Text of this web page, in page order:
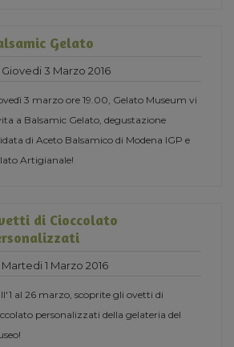
Gelato
Giovedi 3 Marzo 2016
3 marzo ore 19.00, Gelato Museum vi
a Balsamic Gelato, degustazione
di Aceto Balsamico di Modena IGP e
Artigianale!
di Cioccolato
Martedi 1 Marzo 2016
al 26 marzo, scoprite gli ovetti di
personalizzati della gelateria del